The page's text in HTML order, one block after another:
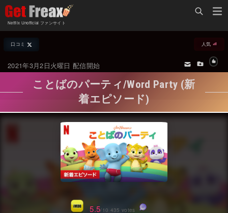
Netflix Unofficial ファンサイト
Netflix新着作品
オールジャンル
海外ドラマ・シリーズ
海外映画
国内TV番組・ドラマ
国内映画
アジアTV番組・ドラマ
アジア映画
配信終了予定の作品
海外ドラマ・ラインナップ
Netflix 人気ランキング
Netflix 全作品ラインナップ
Netflix配信作品カスタム検索
トレンド
VOD 総合作品情報
口コミ 人気
2021年3月2日火曜日 配信開始
ことばのパーティ/Word Party (新
着エピソード)
5.5/10 435 votes